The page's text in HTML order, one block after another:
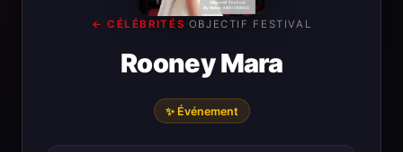
← CÉLÉBRITÉS· OBJECTIF FESTIVAL
Rooney Mara
✨ Événement